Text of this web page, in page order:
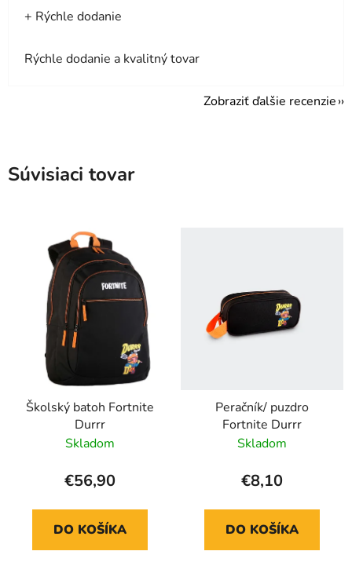
+ Rýchle dodanie
Rýchle dodanie a kvalitný tovar
Zobraziť ďalšie recenzie
Súvisiaci tovar
Školský batoh Fortnite
Durrr
Skladom
€56,90
DO KOŠÍKA
Peračník/ puzdro
Fortnite Durrr
Skladom
€8,10
DO KOŠÍKA